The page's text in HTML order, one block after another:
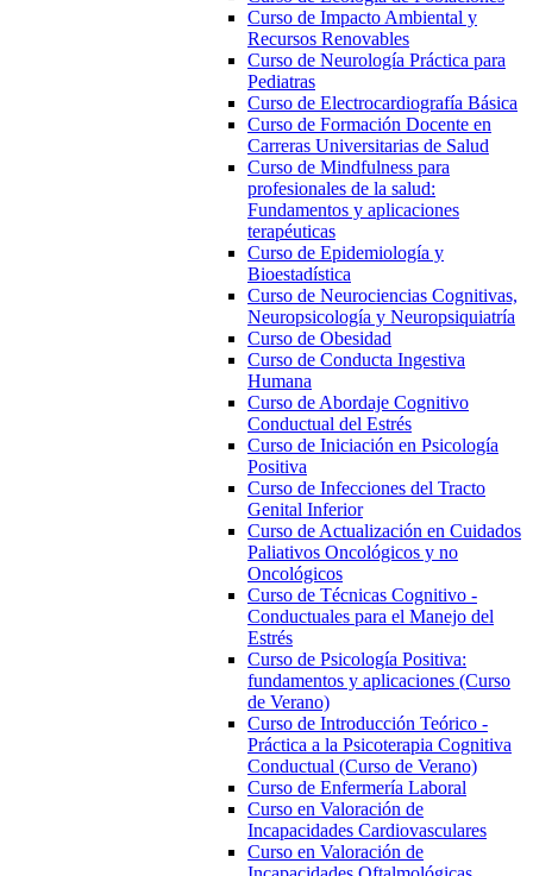
Curso de Impacto Ambiental y
Recursos Renovables
Curso de Neurología Práctica para
Pediatras
Curso de Electrocardiografía Básica
Curso de Formación Docente en
Carreras Universitarias de Salud
Curso de Mindfulness para
profesionales de la salud:
Fundamentos y aplicaciones
terapéuticas
Curso de Epidemiología y
Bioestadística
Curso de Neurociencias Cognitivas,
Neuropsicología y Neuropsiquiatría
Curso de Obesidad
Curso de Conducta Ingestiva
Humana
Curso de Abordaje Cognitivo
Conductual del Estrés
Curso de Iniciación en Psicología
Positiva
Curso de Infecciones del Tracto
Genital Inferior
Curso de Actualización en Cuidados
Paliativos Oncológicos y no
Oncológicos
Curso de Técnicas Cognitivo -
Conductuales para el Manejo del
Estrés
Curso de Psicología Positiva:
fundamentos y aplicaciones (Curso
de Verano)
Curso de Introducción Teórico -
Práctica a la Psicoterapia Cognitiva
Conductual (Curso de Verano)
Curso de Enfermería Laboral
Curso en Valoración de
Incapacidades Cardiovasculares
Curso en Valoración de